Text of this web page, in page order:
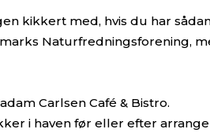
kikkert med, hvis du har
Naturfredningsforening,
Carlsen Café & Bistro.
i haven før eller efter